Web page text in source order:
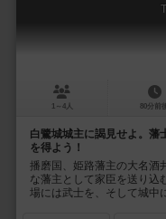
1～4人 80分前後
白鷺城城主に謁見せよ。藩
を得よう！
播磨国、姫路藩主の大名酒
な藩主として家臣を送り込
場には武士を、そして城中